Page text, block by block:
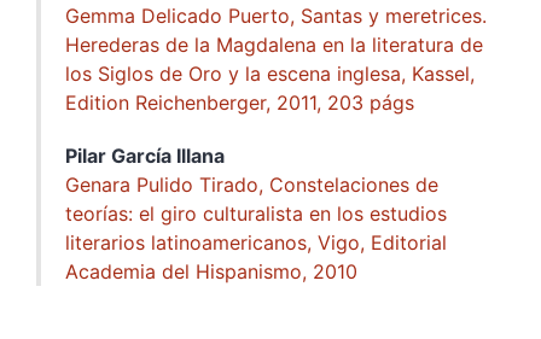
Gemma Delicado Puerto, Santas y meretrices.
Herederas de la Magdalena en la literatura de
los Siglos de Oro y la escena inglesa, Kassel,
Edition Reichenberger, 2011, 203 págs
Pilar García Illana
Genara Pulido Tirado, Constelaciones de
teorías: el giro culturalista en los estudios
literarios latinoamericanos, Vigo, Editorial
Academia del Hispanismo, 2010